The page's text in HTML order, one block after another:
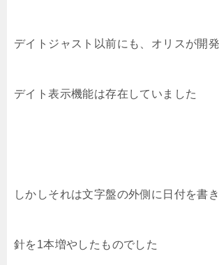
デイトジャスト以前にも、オリスが開
デイト表示機能は存在していました
しかしそれは文字盤の外側に日付を書き
針を1本増やしたものでした